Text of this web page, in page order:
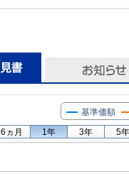
基準価額
6ヵ月 1年 3年 5年